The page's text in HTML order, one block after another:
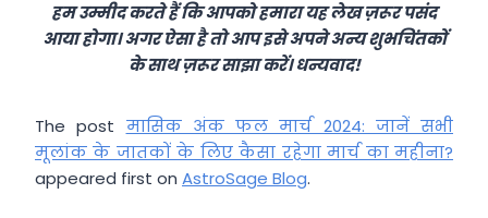
हम उम्मीद करते हैं कि आपको हमारा यह लेख ज़रूर पसंद
आया होगा। अगर ऐसा है तो आप इसे अपने अन्य शुभचिंतकों
के साथ ज़रूर साझा करें। धन्यवाद!
The post मासिक अंक फल मार्च 2024: जानें सभी
मूलांक के जातकों के लिए कैसा रहेगा मार्च का महीना?
appeared first on AstroSage Blog.